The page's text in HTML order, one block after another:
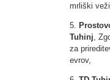
mrliški
5.
Tuhinj,
za
evrov,